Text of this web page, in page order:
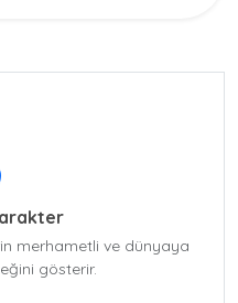
merhametli ve dünyaya
gösterir.